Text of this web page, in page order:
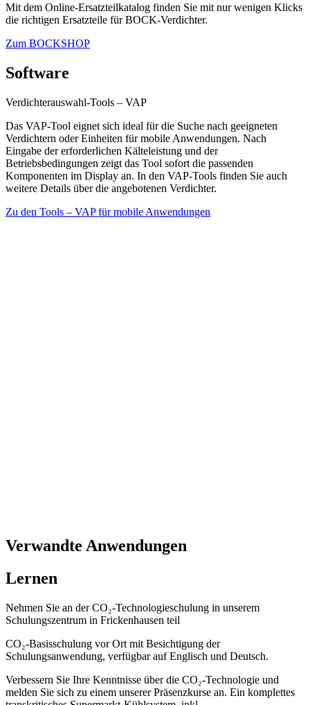
Mit dem Online-Ersatzteilkatalog finden Sie mit nur wenigen Klicks
die richtigen Ersatzteile für BOCK-Verdichter.
Zum BOCKSHOP
Software
Verdichterauswahl-Tools – VAP
Das VAP-Tool eignet sich ideal für die Suche nach geeigneten
Verdichtern oder Einheiten für mobile Anwendungen. Nach
Eingabe der erforderlichen Kälteleistung und der
Betriebsbedingungen zeigt das Tool sofort die passenden
Komponenten im Display an. In den VAP-Tools finden Sie auch
weitere Details über die angebotenen Verdichter.
Zu den Tools – VAP für mobile Anwendungen
Verwandte Anwendungen
Lernen
Nehmen Sie an der CO₂-Technologieschulung in unserem
Schulungszentrum in Frickenhausen teil
CO₂-Basisschulung vor Ort mit Besichtigung der
Schulungsanwendung, verfügbar auf Englisch und Deutsch.
Verbessern Sie Ihre Kenntnisse über die CO₂-Technologie und
melden Sie sich zu einem unserer Präsenzkurse an. Ein komplettes